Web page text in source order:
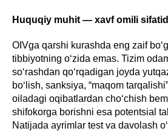
Huquqiy muhit — xavf omili
OIVga qarshi kurashda eng zaif
tibbiyotning o‘zida emas. Tizim
so‘rashdan qo‘rqadigan joyda
bo‘lish, sanksiya, “maqom
oiladagi oqibatlardan cho‘chish
shifokorga borishni esa potentsial
Natijada ayrimlar test va davolash